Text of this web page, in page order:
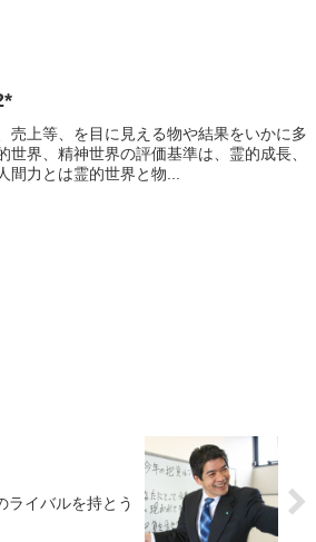
売上等、を目に見える物や結果をいかに多
界、精神世界の評価基準は、霊的成長、
力とは霊的世界と物...
ライバルを持とう